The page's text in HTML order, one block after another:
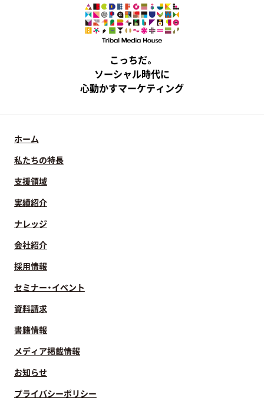
こっちだ。
ソーシャル時代に
心動かすマーケティング
ホーム
私たちの特長
支援領域
実績紹介
ナレッジ
会社紹介
採用情報
セミナー・イベント
資料請求
書籍情報
メディア掲載情報
お知らせ
プライバシーポリシー